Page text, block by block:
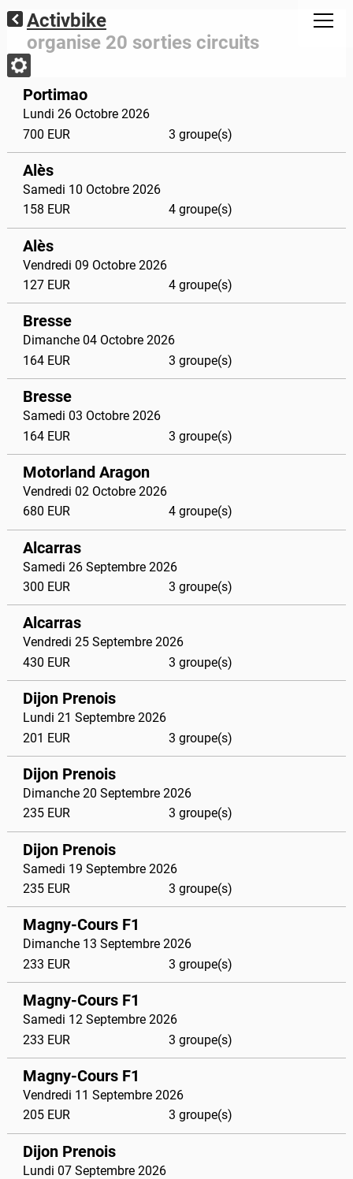
Activbike
organise 20 sorties circuits
Portimao
Lundi 26 Octobre 2026
700 EUR
3 groupe(s)
Alès
Samedi 10 Octobre 2026
158 EUR
4 groupe(s)
Alès
Vendredi 09 Octobre 2026
127 EUR
4 groupe(s)
Bresse
Dimanche 04 Octobre 2026
164 EUR
3 groupe(s)
Bresse
Samedi 03 Octobre 2026
164 EUR
3 groupe(s)
Motorland Aragon
Vendredi 02 Octobre 2026
680 EUR
4 groupe(s)
Alcarras
Samedi 26 Septembre 2026
300 EUR
3 groupe(s)
Alcarras
Vendredi 25 Septembre 2026
430 EUR
3 groupe(s)
Dijon Prenois
Lundi 21 Septembre 2026
201 EUR
3 groupe(s)
Dijon Prenois
Dimanche 20 Septembre 2026
235 EUR
3 groupe(s)
Dijon Prenois
Samedi 19 Septembre 2026
235 EUR
3 groupe(s)
Magny-Cours F1
Dimanche 13 Septembre 2026
233 EUR
3 groupe(s)
Magny-Cours F1
Samedi 12 Septembre 2026
233 EUR
3 groupe(s)
Magny-Cours F1
Vendredi 11 Septembre 2026
205 EUR
3 groupe(s)
Dijon Prenois
Lundi 07 Septembre 2026